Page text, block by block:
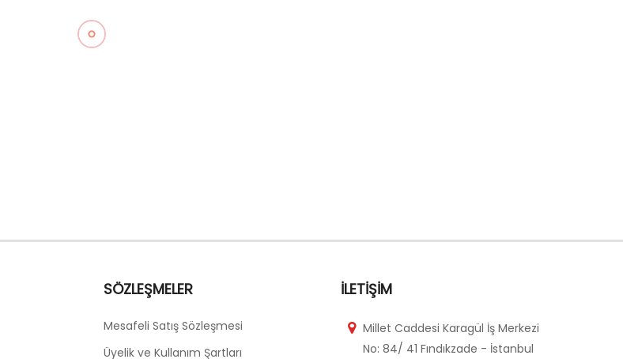
SÖZLEŞMELER
Mesafeli Satış Sözleşmesi
Üyelik ve Kullanım Şartları
İLETIŞIM
Millet Caddesi Karagül İş Merkezi
No: 84/ 41 Fındıkzade - İstanbul